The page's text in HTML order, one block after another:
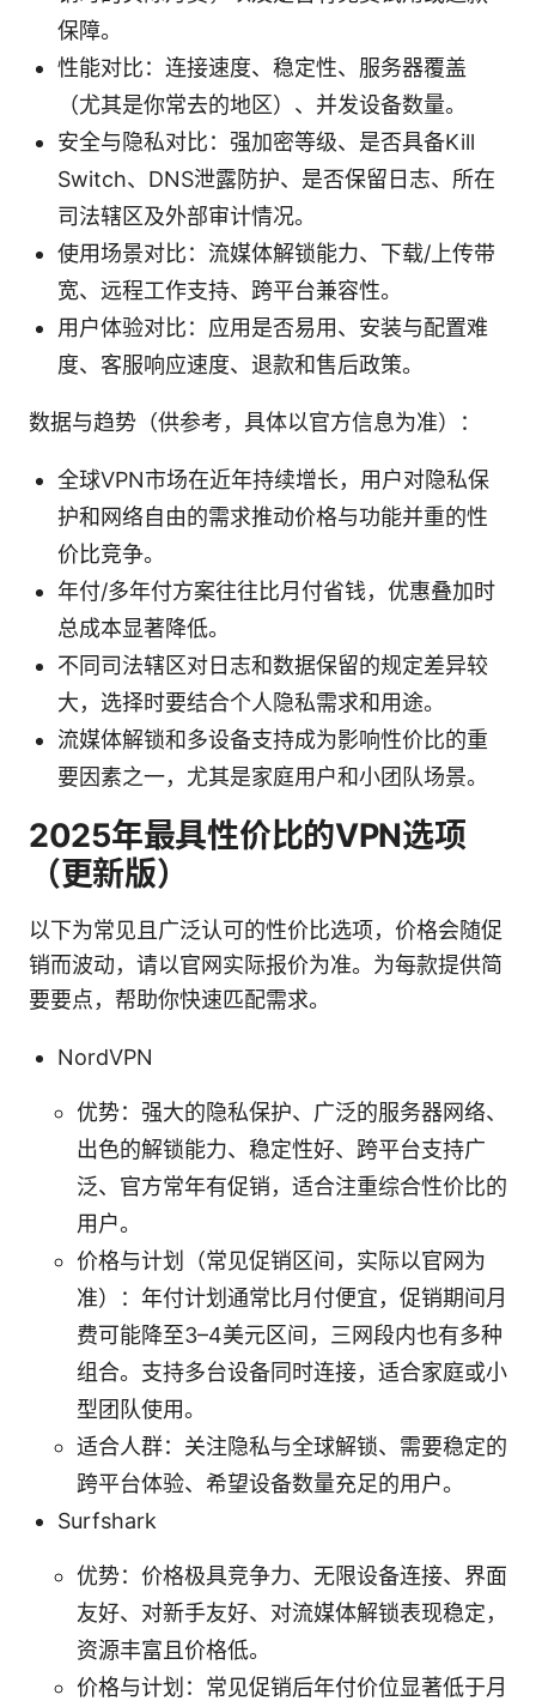
保障。
性能对比：连接速度、稳定性、服务器覆盖
（尤其是你常去的地区）、并发设备数量。
安全与隐私对比：强加密等级、是否具备Kill
Switch、DNS泄露防护、是否保留日志、所在
司法辖区及外部审计情况。
使用场景对比：流媒体解锁能力、下载/上传带
宽、远程工作支持、跨平台兼容性。
用户体验对比：应用是否易用、安装与配置难
度、客服响应速度、退款和售后政策。
数据与趋势（供参考，具体以官方信息为准）：
全球VPN市场在近年持续增长，用户对隐私保
护和网络自由的需求推动价格与功能并重的性
价比竞争。
年付/多年付方案往往比月付省钱，优惠叠加时
总成本显著降低。
不同司法辖区对日志和数据保留的规定差异较
大，选择时要结合个人隐私需求和用途。
流媒体解锁和多设备支持成为影响性价比的重
要因素之一，尤其是家庭用户和小团队场景。
2025年最具性价比的VPN选项
（更新版）
以下为常见且广泛认可的性价比选项，价格会随促
销而波动，请以官网实际报价为准。为每款提供简
要要点，帮助你快速匹配需求。
NordVPN
优势：强大的隐私保护、广泛的服务器网络、
出色的解锁能力、稳定性好、跨平台支持广
泛、官方常年有促销，适合注重综合性价比的
用户。
价格与计划（常见促销区间，实际以官网为
准）：年付计划通常比月付便宜，促销期间月
费可能降至3–4美元区间，三网段内也有多种
组合。支持多台设备同时连接，适合家庭或小
型团队使用。
适合人群：关注隐私与全球解锁、需要稳定的
跨平台体验、希望设备数量充足的用户。
Surfshark
优势：价格极具竞争力、无限设备连接、界面
友好、对新手友好、对流媒体解锁表现稳定，
资源丰富且价格低。
价格与计划：常见促销后年付价位显著低于月